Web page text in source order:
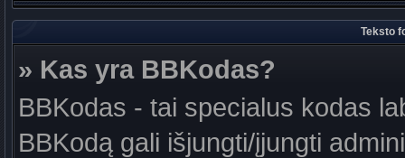
Teksto
» Kas yra BBKodas?
BBKodas - tai specialus kodas
BBKodą gali išjungti/įjungti